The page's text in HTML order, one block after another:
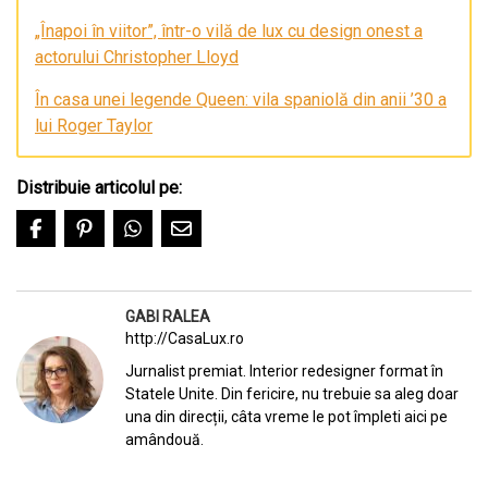
„Înapoi în viitor”, într-o vilă de lux cu design onest a
actorului Christopher Lloyd
În casa unei legende Queen: vila spaniolă din anii ’30 a
lui Roger Taylor
Distribuie articolul pe:
GABI RALEA
http://CasaLux.ro
Jurnalist premiat. Interior redesigner format în
Statele Unite. Din fericire, nu trebuie sa aleg doar
una din direcții, câta vreme le pot împleti aici pe
amândouă.